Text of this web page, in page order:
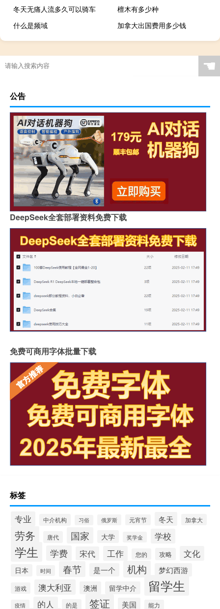
冬天无痛人流多久可以骑车
檀木有多少种
什么是频域
加拿大出国费用多少钱
☚
公告
DeepSeek全套部署资料免费下载
免费可商用字体批量下载
标签
专业 中介机构 习俗 俄罗斯 元宵节 冬天 加拿大
劳务 唐代 国家 大学 奖学金 学校
学生 学费 宋代 工作 您的 攻略 文化
日本 时间 春节 是一个 机构 梦幻西游
游戏 澳大利亚 澳洲 留学中介 留学生
疫情 的人 的是 签证 美国 能力